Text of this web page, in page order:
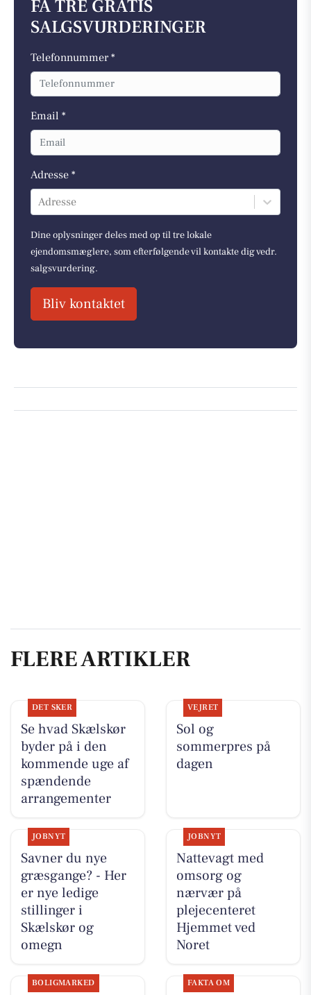
FÅ TRE GRATIS
SALGSVURDERINGER
Telefonnummer *
Email *
Adresse *
Adresse
Dine oplysninger deles med op til tre lokale
ejendomsmæglere, som efterfølgende vil kontakte dig vedr.
salgsvurdering.
Bliv kontaktet
FLERE ARTIKLER
DET SKER
Se hvad Skælskør
byder på i den
kommende uge af
spændende
arrangementer
VEJRET
Sol og
sommerpres på
dagen
JOBNYT
Savner du nye
græsgange? - Her
er nye ledige
stillinger i
Skælskør og
omegn
JOBNYT
Nattevagt med
omsorg og
nærvær på
plejecenteret
Hjemmet ved
Noret
BOLIGMARKED FAKTA OM